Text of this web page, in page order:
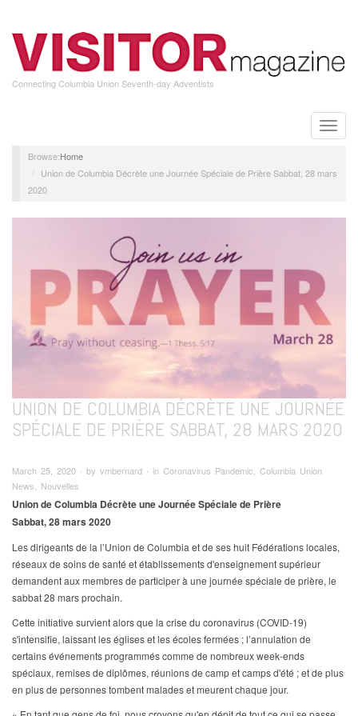
main
content
Connecting Columbia Union Seventh-day Adventists
Toggle
Home
Union de Columbia Décrète une Journée Spéciale de Prière Sabbat, 28 mars
2020
UNION DE COLUMBIA DÉCRÈTE UNE JOURNÉE
SPÉCIALE DE PRIÈRE SABBAT, 28 MARS 2020
March 25, 2020 ∙ by vmbernard ∙ in Coronavirus Pandemic, Columbia Union
News, Nouvelles
Union de Columbia Décrète une Journée Spéciale de Prière
Sabbat, 28 mars 2020
Les dirigeants de la l’Union de Columbia et de ses huit Fédérations locales,
réseaux de soins de santé et établissements d'enseignement supérieur
demandent aux membres de participer à une journée spéciale de prière, le
sabbat 28 mars prochain.
Cette initiative survient alors que la crise du coronavirus (COVID-19)
s'intensifie, laissant les églises et les écoles fermées ; l’annulation de
certains événements programmés comme de nombreux week-ends
spéciaux, remises de diplômes, réunions de camp et camps d'été ; et de plus
en plus de personnes tombent malades et meurent chaque jour.